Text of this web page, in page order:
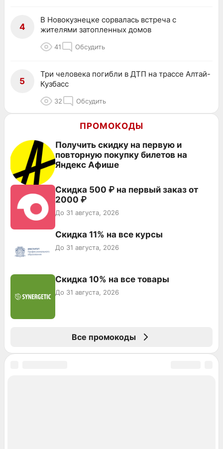
4
В Новокузнецке сорвалась встреча с
жителями затопленных домов
41 Обсудить
5
Три человека погибли в ДТП на трассе Алтай-
Кузбасс
32 Обсудить
ПРОМОКОДЫ
Получить скидку на первую и
повторную покупку билетов на
Яндекс Афише
Скидка 500 ₽ на первый заказ от
2000 ₽
До 31 августа, 2026
Скидка 11% на все курсы
До 31 августа, 2026
Скидка 10% на все товары
До 31 августа, 2026
Все промокоды